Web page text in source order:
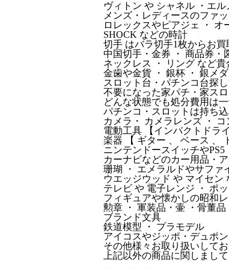
ヴィトン や シャネル ・エ
メンズ・レディースのファ
ロレックスやピアジェ ・
SHOCK などの時計
切手 はバラ切手1枚からお買
中国切手・金券 ・ 商品券・
ネックレス ・ リング など
金歯や金貨 ・ 銀杯 ・ 銀メ
スロット台・パチンコ台探
不要になった家パチ・家ス
どんな状態でも処分費用は一
パチンコ・スロットは持ち
カメラ・ カメラレンズ ・
電動工具 【インパクトドラ
楽器 【 ギター 、 ベース 、
ニンテンドースイッチや
カーナビなどのカー用品・
珊瑚 ・ エメラルドやサファ
ウエッジウッド や マイセン
テレビ や 電子レンジ ・ ポ
フィギュアや懐かしの昭和
勲章 ・ 軍装品・壷 ・骨董品
ブランド文具
鉄道模型 ・ プラモデル
アイコスやジッポ・デュポ
その他様々お取り扱いしてお
上記以外の商品に関しまし